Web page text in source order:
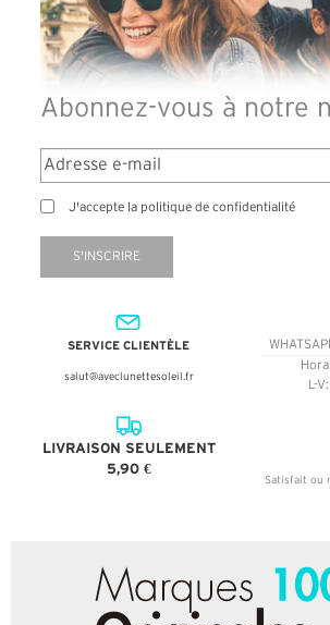
Abonnez-vous à notre
J'accepte la politique de confidentialité
S'INSCRIRE
SERVICE CLIENTÈLE
salut@aveclunettesoleil.fr
L-
LIVRAISON SEULEMENT
5,90 €
Satisfait ou